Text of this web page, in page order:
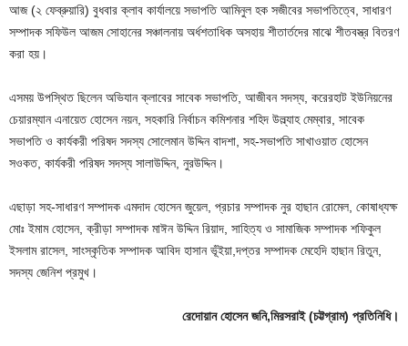
আজ (২ ফেব্রুয়ারি) বুধবার ক্লাব কার্যালয়ে সভাপতি আমিনুল হক সজীবের সভাপতিত্বে, সাধারণ
সম্পাদক সফিউল আজম সোহানের সঞ্চালনায় অর্ধশতাধিক অসহায় শীতার্তদের মাঝে শীতবস্ত্র বিতরণ
করা হয়।
এসময় উপস্থিত ছিলেন অভিযান ক্লাবের সাবেক সভাপতি, আজীবন সদস্য, করেরহাট ইউনিয়নের
চেয়ারম্যান এনায়েত হোসেন নয়ন, সহকারি নির্বাচন কমিশনার শহিদ উল্ল্যাহ মেম্বার, সাবেক
সভাপতি ও কার্যকরী পরিষদ সদস্য সোলেমান উদ্দিন বাদশা, সহ-সভাপতি সাখাওয়াত হোসেন
সওকত, কার্যকরী পরিষদ সদস্য সালাউদ্দিন, নুরউদ্দিন।
এছাড়া সহ-সাধারণ সম্পাদক এমদাদ হোসেন জুয়েল, প্রচার সম্পাদক নুর হাছান রোমেল, কোষাধ্যক্ষ
মোঃ ইমাম হোসেন, ক্রীড়া সম্পাদক মাঈন উদ্দিন রিয়াদ, সাহিত্য ও সামাজিক সম্পাদক শফিকুল
ইসলাম রাসেল, সাংস্কৃতিক সম্পাদক আবিদ হাসান ভূঁইয়া,দপ্তর সম্পাদক মেহেদি হাছান রিতুন,
সদস্য জেনিশ প্রমুখ।
রেদোয়ান হোসেন জনি,মিরসরাই (চট্টগ্রাম) প্রতিনিধি।